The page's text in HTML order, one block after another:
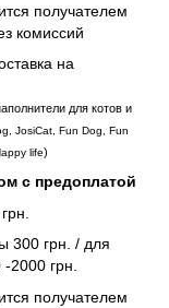
получателем
комиссий
на
для котов и
JosiCat, Fun Dog, Fun
life)
с предоплатой
300 грн. / для
-2000 грн.
получателем